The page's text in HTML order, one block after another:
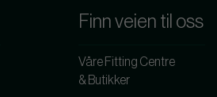
Finn veien til oss
Våre Fitting Centre
& Butikker